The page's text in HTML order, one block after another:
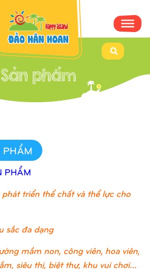
PHẨM
triển thể chất và thể lực cho
sắc đa dạng
mầm non, công viên, hoa viên,
siêu thị, biệt thự, khu vui chơi…